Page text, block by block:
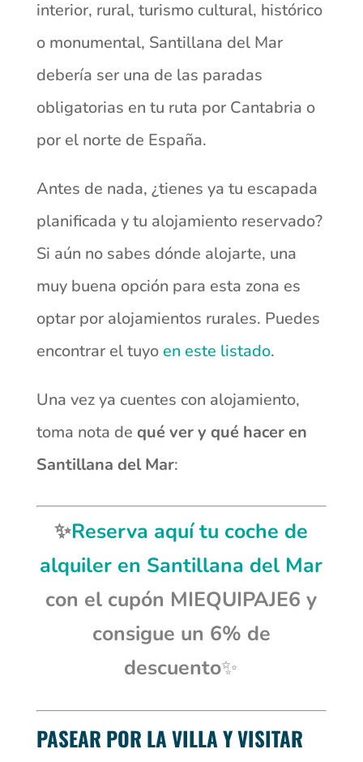
interior, rural, turismo cultural, histórico
o monumental, Santillana del Mar
debería ser una de las paradas
obligatorias en tu ruta por Cantabria o
por el norte de España.
Antes de nada, ¿tienes ya tu escapada
planificada y tu alojamiento reservado?
Si aún no sabes dónde alojarte, una
muy buena opción para esta zona es
optar por alojamientos rurales. Puedes
encontrar el tuyo en este listado.
Una vez ya cuentes con alojamiento,
toma nota de qué ver y qué hacer en
Santillana del Mar:
✨Reserva aquí tu coche de
alquiler en Santillana del Mar
con el cupón MIEQUIPAJE6 y
consigue un 6% de
descuento✨
PASEAR POR LA VILLA Y VISITAR